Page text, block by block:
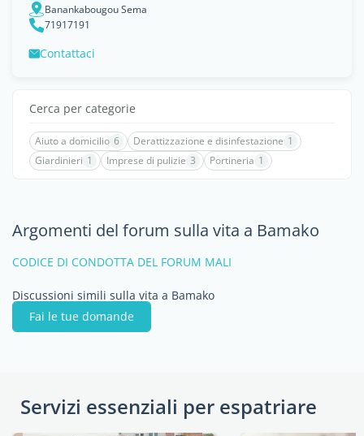
Banankabougou Sema
71917191
Contattaci
Cerca per categorie
Aiuto a domicilio 6 Derattizzazione e disinfestazione 1
Giardinieri 1 Imprese di pulizie 3 Portineria 1
Argomenti del forum sulla vita a Bamako
CODICE DI CONDOTTA DEL FORUM MALI
Discussioni simili sulla vita a Bamako
Fai le tue domande
Servizi essenziali per espatriare